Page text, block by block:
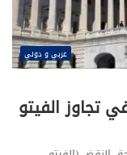
عربي و دولي
الفيتو